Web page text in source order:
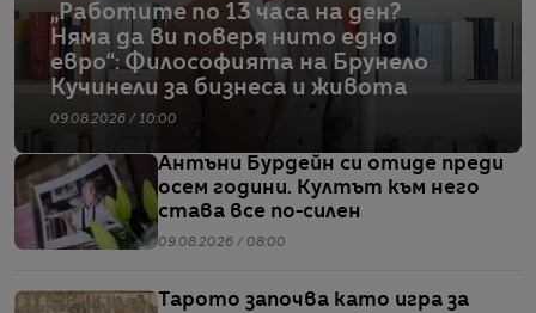
„Работите по 13 часа на ден?
Няма да ви поверя нито едно
евро“: Философията на Брунело
Кучинели за бизнеса и живота
09.08.2026 / 10:00
Антъни Бурдейн си отиде преди
осем години. Култът към него
става все по-силен
09.08.2026 / 08:00
Тарото започва като игра за